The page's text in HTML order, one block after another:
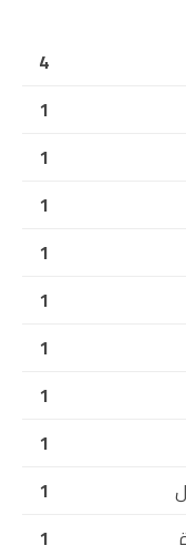
4
1
1
1
1
1
1
1
1
1
1